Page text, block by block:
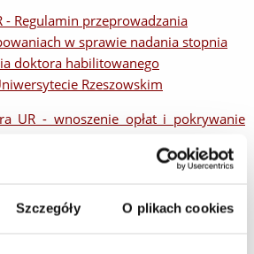
Szczegóły O plikach cookies
- Regulamin przeprowadzania
w sprawie nadania stopnia
doktora habilitowanego
Rzeszowskim
UR - wnoszenie opłat i pokrywanie
Sztuki Muzyczne - Wytyczne
stopnia doktora w dyscyplinie